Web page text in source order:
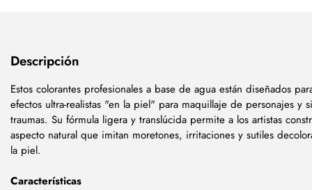
Descripción
Estos colorantes profesionales a base de agua están diseñados
efectos ultra-realistas "en la piel" para maquillaje de personajes y
traumas. Su fórmula ligera y translúcida permite a los artistas
aspecto natural que imitan moretones, irritaciones y sutiles
la piel.
Características